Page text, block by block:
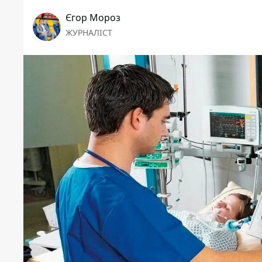
Єгор Мороз
ЖУРНАЛІСТ